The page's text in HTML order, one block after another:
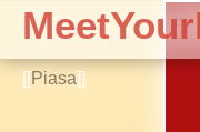
[[Piasa]]